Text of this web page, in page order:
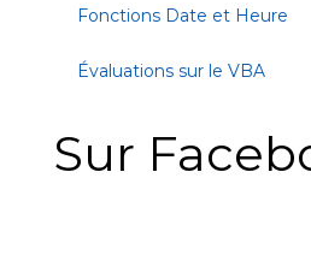
Fonctions Date et Heure
Évaluations sur le VBA
Sur